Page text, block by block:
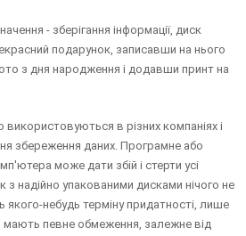
- зберігання інформації, диск
подарунок, записавши на нього
з дня народження і додавши принт на
використовуються в різних компаніях і
збереження даних. Програмне або
може дати збій і стерти усі
з надійно упакованими дисками нічого не
небудь терміну придатності, лише
мають певне обмеження, залежне від